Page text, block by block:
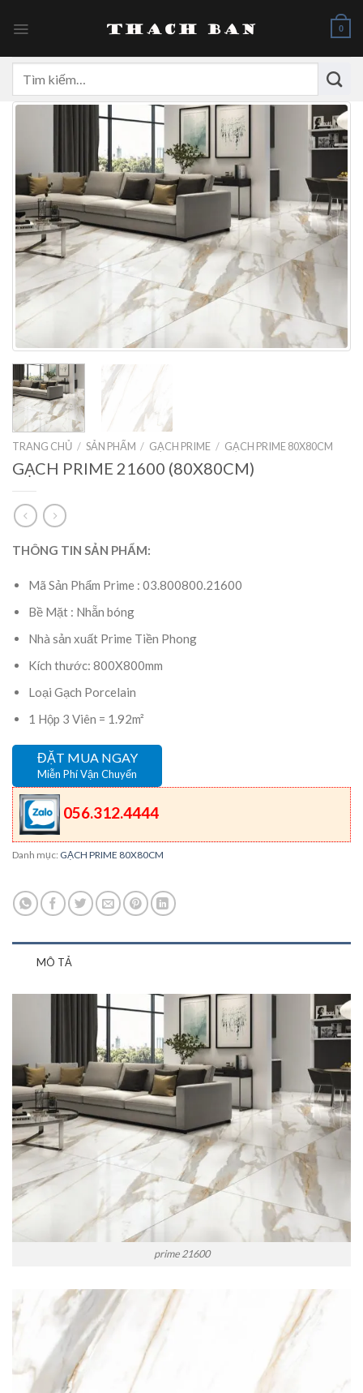
0
kiếm:
TRANG CHỦ / SẢN PHẨM / GẠCH PRIME / GẠCH PRIME 80X80CM
GẠCH PRIME 21600 (80X80CM)
THÔNG TIN SẢN PHẨM:
Mã Sản Phẩm Prime : 03.800800.21600
Bề Mặt : Nhẵn bóng
Nhà sản xuất Prime Tiền Phong
Kích thước: 800X800mm
Loại Gạch Porcelain
1 Hộp 3 Viên = 1.92m²
ĐẶT MUA NGAY
Miễn Phí Vận Chuyển
056.312.4444
Danh mục: GẠCH PRIME 80X80CM
MÔ TẢ
prime 21600